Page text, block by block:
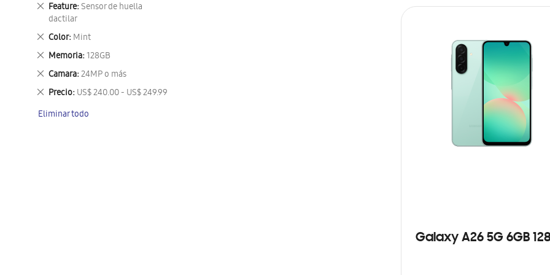
Galaxy A26 5G 6GB
artículo
Feature Sensor de huella
dactilar
Eliminar
este
artículo
Color Mint
Eliminar
este
artículo
Memoria 128GB
Eliminar
este
artículo
Camara 24MP o más
Eliminar
este
artículo
Precio US$ 240.00 - US$ 249.99
Eliminar
artículo
Eliminar todo